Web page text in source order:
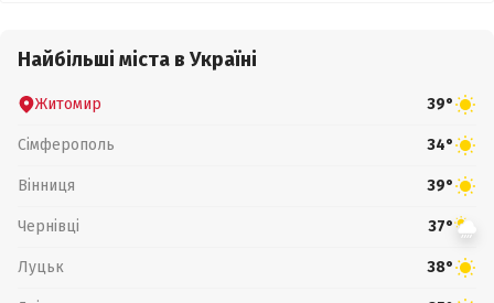
Найбільші міста в Україні
Житомир 39°
Сімферополь 34°
Вінниця 39°
Чернівці 37°
Луцьк 38°